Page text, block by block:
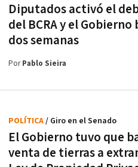
Diputados activó el
del BCRA y el
dos semanas
PorPablo Sieira
El Gobierno tuvo que
venta de tierras a
POLÍTICA/ Giro en el Senado